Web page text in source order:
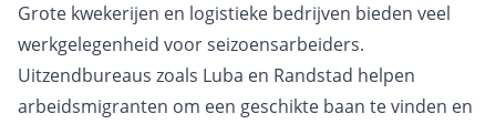
Grote kwekerijen en logistieke bedrijven bieden veel
werkgelegenheid voor seizoensarbeiders.
Uitzendbureaus zoals Luba en Randstad helpen
arbeidsmigranten om een geschikte baan te vinden en